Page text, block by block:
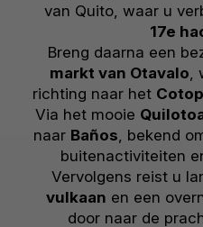
van Quito, waar u
17e
Breng daarna een
markt van Otavalo,
richting naar het
Via het mooie
naar Baños, bekend
buitenactiviteiten
Vervolgens reist u
vulkaan en een
door naar de